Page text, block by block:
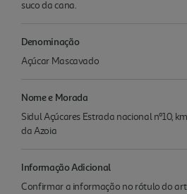
suco da cana.
Denominação
Açúcar Mascavado
Nome e Morada
Sidul Açúcares Estrada nacional nº10,
da Azoia
Informação Adicional
Confirmar a informação no rótulo do